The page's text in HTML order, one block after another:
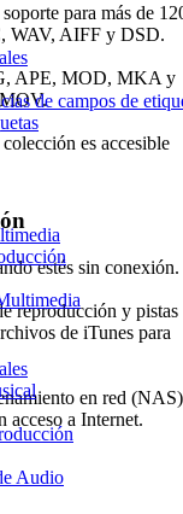
de campos de
Audio
para más de
WAV, AIFF y DSD.
APE, MOD, MKA y
es accesible
estés sin conexión.
reproducción y pistas
de iTunes para
en red (NAS)
acceso a Internet.